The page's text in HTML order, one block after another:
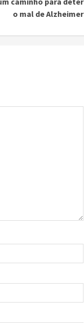
o mal de Alzheimer